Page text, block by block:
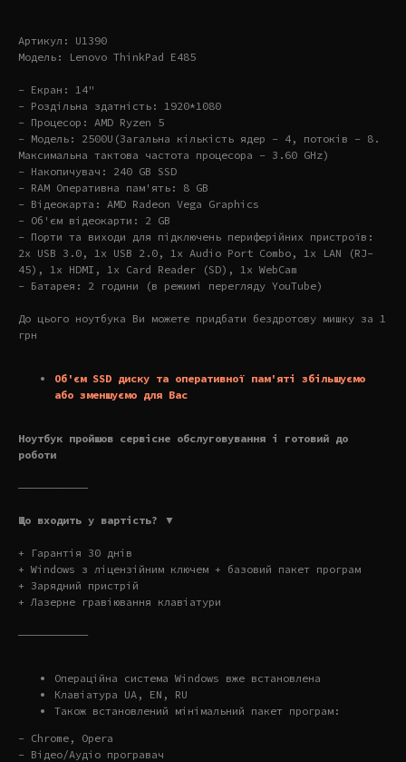
Артикул: U1390
Модель: Lenovo ThinkPad E485
- Екран: 14"
- Роздільна здатність: 1920*1080
- Процесор: AMD Ryzen 5
- Модель: 2500U(Загальна кількість ядер – 4, потоків – 8.
Максимальна тактова частота процесора – 3.60 GHz)
- Накопичувач: 240 GB SSD
- RAM Оперативна пам'ять: 8 GB
- Відеокарта: AMD Radeon Vega Graphics
- Об'єм відеокарти: 2 GB
- Порти та виходи для підключень периферійних пристроїв:
2x USB 3.0, 1x USB 2.0, 1x Audio Port Combo, 1x LAN (RJ-
45), 1x HDMI, 1x Card Reader (SD), 1x WebCam
- Батарея: 2 години (в режимі перегляду YouTube)
До цього ноутбука Ви можете придбати бездротову мишку за 1
грн
Об'єм SSD диску та оперативної пам'яті збільшуємо
або зменшуємо для Вас
Ноутбук пройшов сервісне обслуговування і готовий до
роботи
———————————
Що входить у вартість? ▼
+ Гарантія 30 днів
+ Windows з ліцензійним ключем + базовий пакет програм
+ Зарядний пристрій
+ Лазерне гравіювання клавіатури
———————————
Операційна система Windows вже встановлена
Клавіатура UA, EN, RU
Також встановлений мінімальний пакет програм:
- Chrome, Opera
- Відео/Аудіо програвач